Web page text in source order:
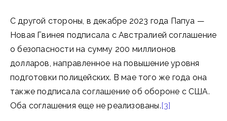
С другой стороны, в декабре 2023 года Папуа —
Новая Гвинея подписала с Австралией соглашение
о безопасности на сумму 200 миллионов
долларов, направленное на повышение уровня
подготовки полицейских. В мае того же года она
также подписала соглашение об обороне с США.
Оба соглашения еще не реализованы.[3]